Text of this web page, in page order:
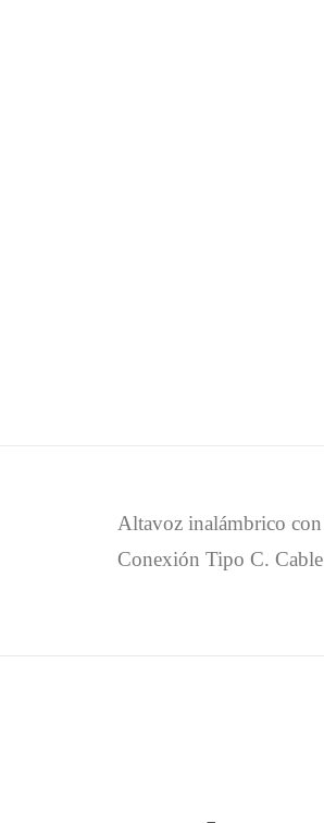
Altavoz inalámbrico
Conexión Tipo C.